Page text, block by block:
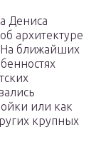
Дениса
архитектуре
ближайших
или как
крупных